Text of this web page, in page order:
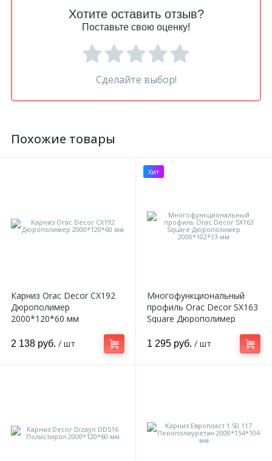
Хотите оставить отзыв?
Поставьте свою оценку!
Сделайте выбор!
Похожие товары
Карниз Orac Decor CX192
Дюрополимер
2000*120*60 мм
2 138 руб. / шт
Хит
Многофункциональный
профиль Orac Decor SX163
Square Дюрополимер
1 295 руб. / шт